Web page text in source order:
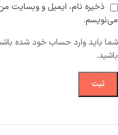
ذخیره نام، ایمیل و وبسایت
می‌نویسم.
شما باید وارد حساب خود شده
باشید.